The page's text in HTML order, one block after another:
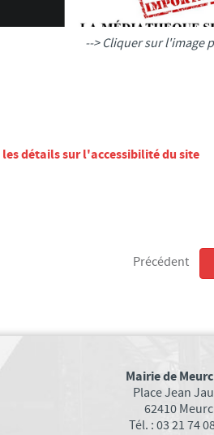
--> Cliquer sur l'image
détails sur l'accessibilité du site
Précédent
Mairie de
Place Jean
62410
Tél. : 03 21 74